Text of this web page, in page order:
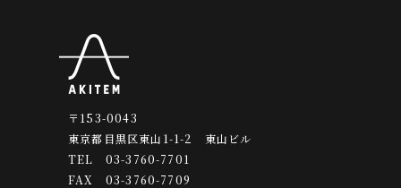
〒153-0043
東京都目黒区東山1-1-2 東山ビル
TEL 03-3760-7701
FAX 03-3760-7709